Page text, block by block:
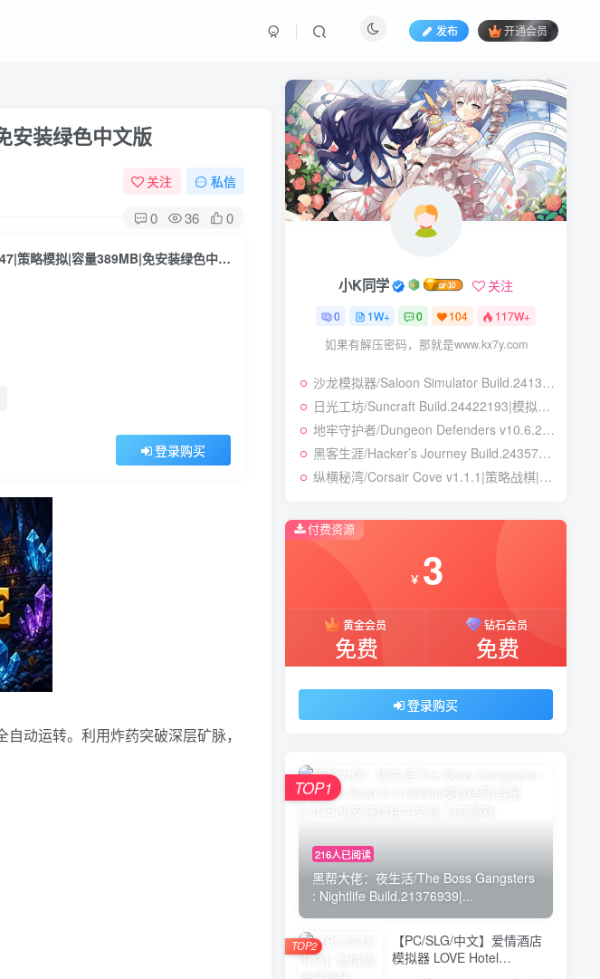
发布 开通会员
安装绿色中文版
关注 私信
0 36 0
矿业帝国/Mine Empire Build.23877747|策略模拟|容量389MB|免安装绿色中文版
登录购买
动运转。利用炸药突破深层矿脉，
小K同学 关注
0 1W+ 0 104 117W+
如果有解压密码，那就是www.kx7y.com
沙龙模拟器/Saloon Simulator Build.24130977|模拟经营|容量9.6GB|免安装绿色中文版
日光工坊/Suncraft Build.24422193|模拟经营|容量364B|免安装绿色中文版
地牢守护者/Dungeon Defenders v10.6.2|塔防策略|容量14.3GB|免安装绿色 中文版
黑客生涯/Hacker’s Journey Build.24357349|模拟经营|容量479B|免安装绿色中文版
纵横秘湾/Corsair Cove v1.1.1|策略战棋|容量28.2GB|免安装绿色中文版
付费资源
￥ 3
黄金会员
免费
钻石会员
免费
登录购买
216人已阅读
黑帮大佬：夜生活/The Boss Gangsters
: Nightlife Build.21376939|...
TOP1
【PC/SLG/中文】爱情酒店
模拟器 LOVE Hotel
Simulator Build.24183576
TOP2